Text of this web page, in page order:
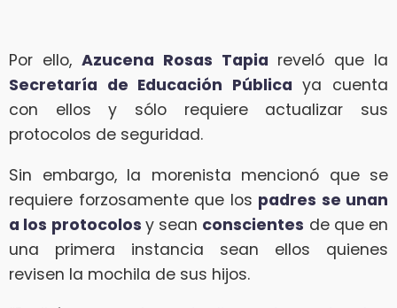
Por ello, Azucena Rosas Tapia reveló que la
Secretaría de Educación Pública ya cuenta
con ellos y sólo requiere actualizar sus
protocolos de seguridad.
Sin embargo, la morenista mencionó que se
requiere forzosamente que los padres se unan
a los protocolos y sean conscientes de que en
una primera instancia sean ellos quienes
revisen la mochila de sus hijos.